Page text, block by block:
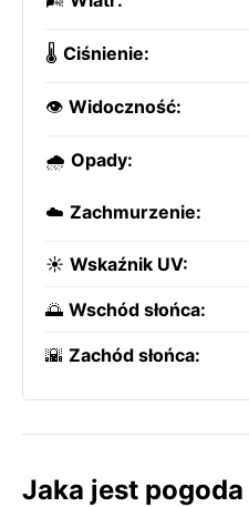
🌡️ Ciśnienie:
👁️ Widoczność:
🌧️ Opady:
☁️ Zachmurzenie:
☀️ Wskaźnik UV:
🌅 Wschód słońca:
🌇 Zachód słońca:
Jaka jest